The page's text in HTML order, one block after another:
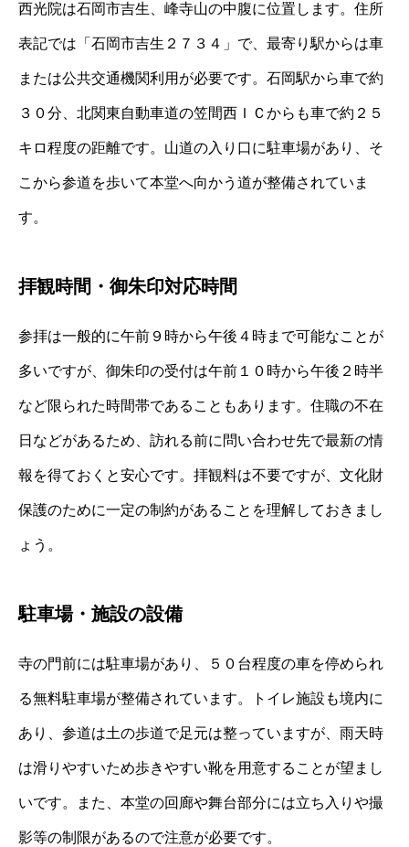
西光院は石岡市吉生、峰寺山の中腹に位置します。住所
表記では「石岡市吉生２７３４」で、最寄り駅からは車
または公共交通機関利用が必要です。石岡駅から車で約
３０分、北関東自動車道の笠間西ＩＣからも車で約２５
キロ程度の距離です。山道の入り口に駐車場があり、そ
こから参道を歩いて本堂へ向かう道が整備されていま
す。
拝観時間・御朱印対応時間
参拝は一般的に午前９時から午後４時まで可能なことが
多いですが、御朱印の受付は午前１０時から午後２時半
など限られた時間帯であることもあります。住職の不在
日などがあるため、訪れる前に問い合わせ先で最新の情
報を得ておくと安心です。拝観料は不要ですが、文化財
保護のために一定の制約があることを理解しておきまし
ょう。
駐車場・施設の設備
寺の門前には駐車場があり、５０台程度の車を停められ
る無料駐車場が整備されています。トイレ施設も境内に
あり、参道は土の歩道で足元は整っていますが、雨天時
は滑りやすいため歩きやすい靴を用意することが望まし
いです。また、本堂の回廊や舞台部分には立ち入りや撮
影等の制限があるので注意が必要です。